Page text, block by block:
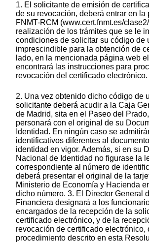
1. El solicitante de emisión de
de su revocación, deberá entrar en la
FNMT-RCM (www.cert.fnmt.es/
realización de los trámites que se le
condiciones de solicitar su código de
imprescindible para la obtención de
lado, en la mencionada página web
encontrará las instrucciones para
revocación del certificado electrónico.
2. Una vez obtenido dicho código de
solicitante deberá acudir a la Caja
de Madrid, sita en el Paseo del
personará con el original de su
Identidad. En ningún caso se
identificativos diferentes al
identidad en vigor. Además, si en su
Nacional de Identidad no figurase la
correspondiente al número de
deberá presentar el original de la
Ministerio de Economía y Hacienda
dicho número. 3. El Director General
Financiera designará a los
encargados de la recepción de la
certificado electrónico, y de la
revocación de certificado electrónico,
procedimiento descrito en esta